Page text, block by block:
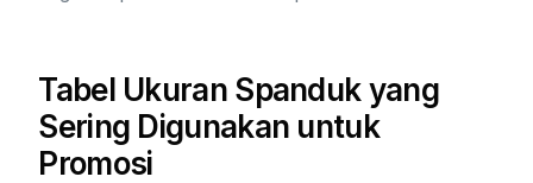
Tabel Ukuran Spanduk yang
Sering Digunakan untuk
Promosi